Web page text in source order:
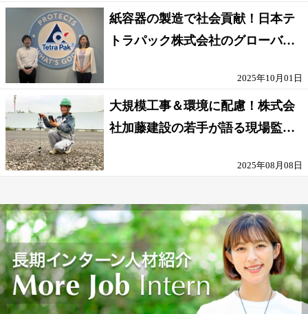
紙容器の製造で社会貢献！日本テ
トラパック株式会社のグローバル
2025年10月01日
大規模工事＆環境に配慮！株式会
社加藤建設の若手が語る現場監督
2025年08月08日